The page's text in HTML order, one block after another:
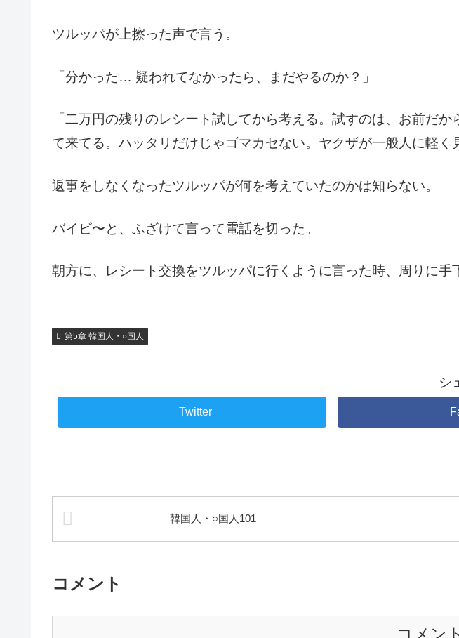
ツルッパが上擦った声で言う。
「分かった… 疑われてなかったら、まだやるのか？」
「二万円の残りのレシート試してから考える。試すのは、お前だ
て来てる。ハッタリだけじゃゴマカセない。ヤクザが一般人に軽
返事をしなくなったツルッパが何を考えていたのかは知らない。
バイビ〜と、ふざけて言って電話を切った。
朝方に、レシート交換をツルッパに行くように言った時、周りに手
第5章 韓国人・○国人
シ
Twitter
韓国人・○国人101
コメント
コメン